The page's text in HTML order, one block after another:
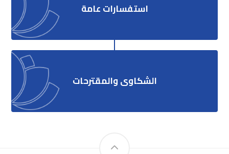
استفسارات عامة
الشكاوى والمقترحات